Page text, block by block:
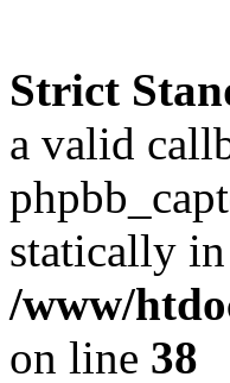
Strict
a valid
statically in
/www/
on line 38